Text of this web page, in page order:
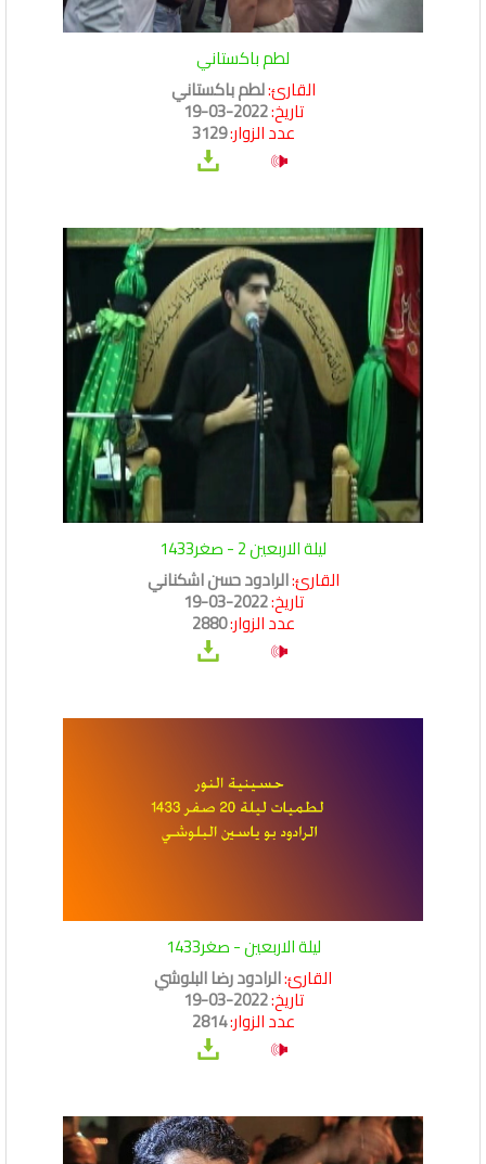
لطم باكستاني
القارئ:لطم باكستاني
تاريخ:2022-03-19
عدد الزوار:3129
ليلة الاربعين 2 - صغر1433
القارئ:الرادود حسن اشكناني
تاريخ:2022-03-19
عدد الزوار:2880
ليلة الاربعين - صغر1433
القارئ:الرادود رضا البلوشي
تاريخ:2022-03-19
عدد الزوار:2814